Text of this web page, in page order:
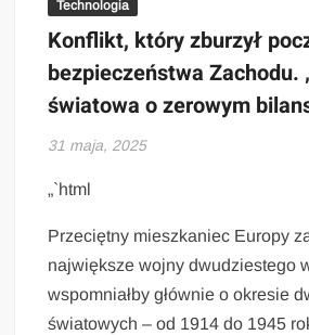
Technologia
Konflikt, który zburzył
bezpieczeństwa Zachodu.
światowa o zerowym
31 maja, 2025
„`html
Przeciętny mieszkaniec Europy
największe wojny dwudziestego
wspomniałby głównie o okresie
światowych – od 1914 do 1945